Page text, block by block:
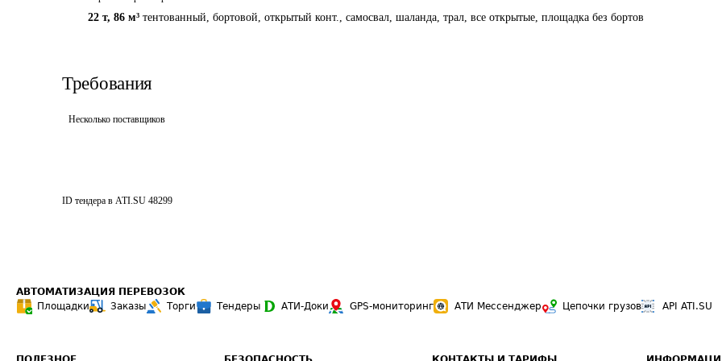
22 т, 86 м³ тентованный, бортовой, открытый конт., самосвал, шаланда, трал, все открытые, площадка без бортов
Требования
Несколько поставщиков
ID тендера в ATI.SU 48299
АВТОМАТИЗАЦИЯ ПЕРЕВОЗОК
Площадки
Заказы Торги Тендеры АТИ-Доки GPS-мониторинг АТИ Мессенджер Цепочки грузов API ATI.SU